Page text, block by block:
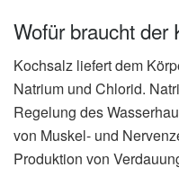
Wofür braucht der
Kochsalz liefert dem
Natrium und Chlorid.
Regelung des
von Muskel- und
Produktion von